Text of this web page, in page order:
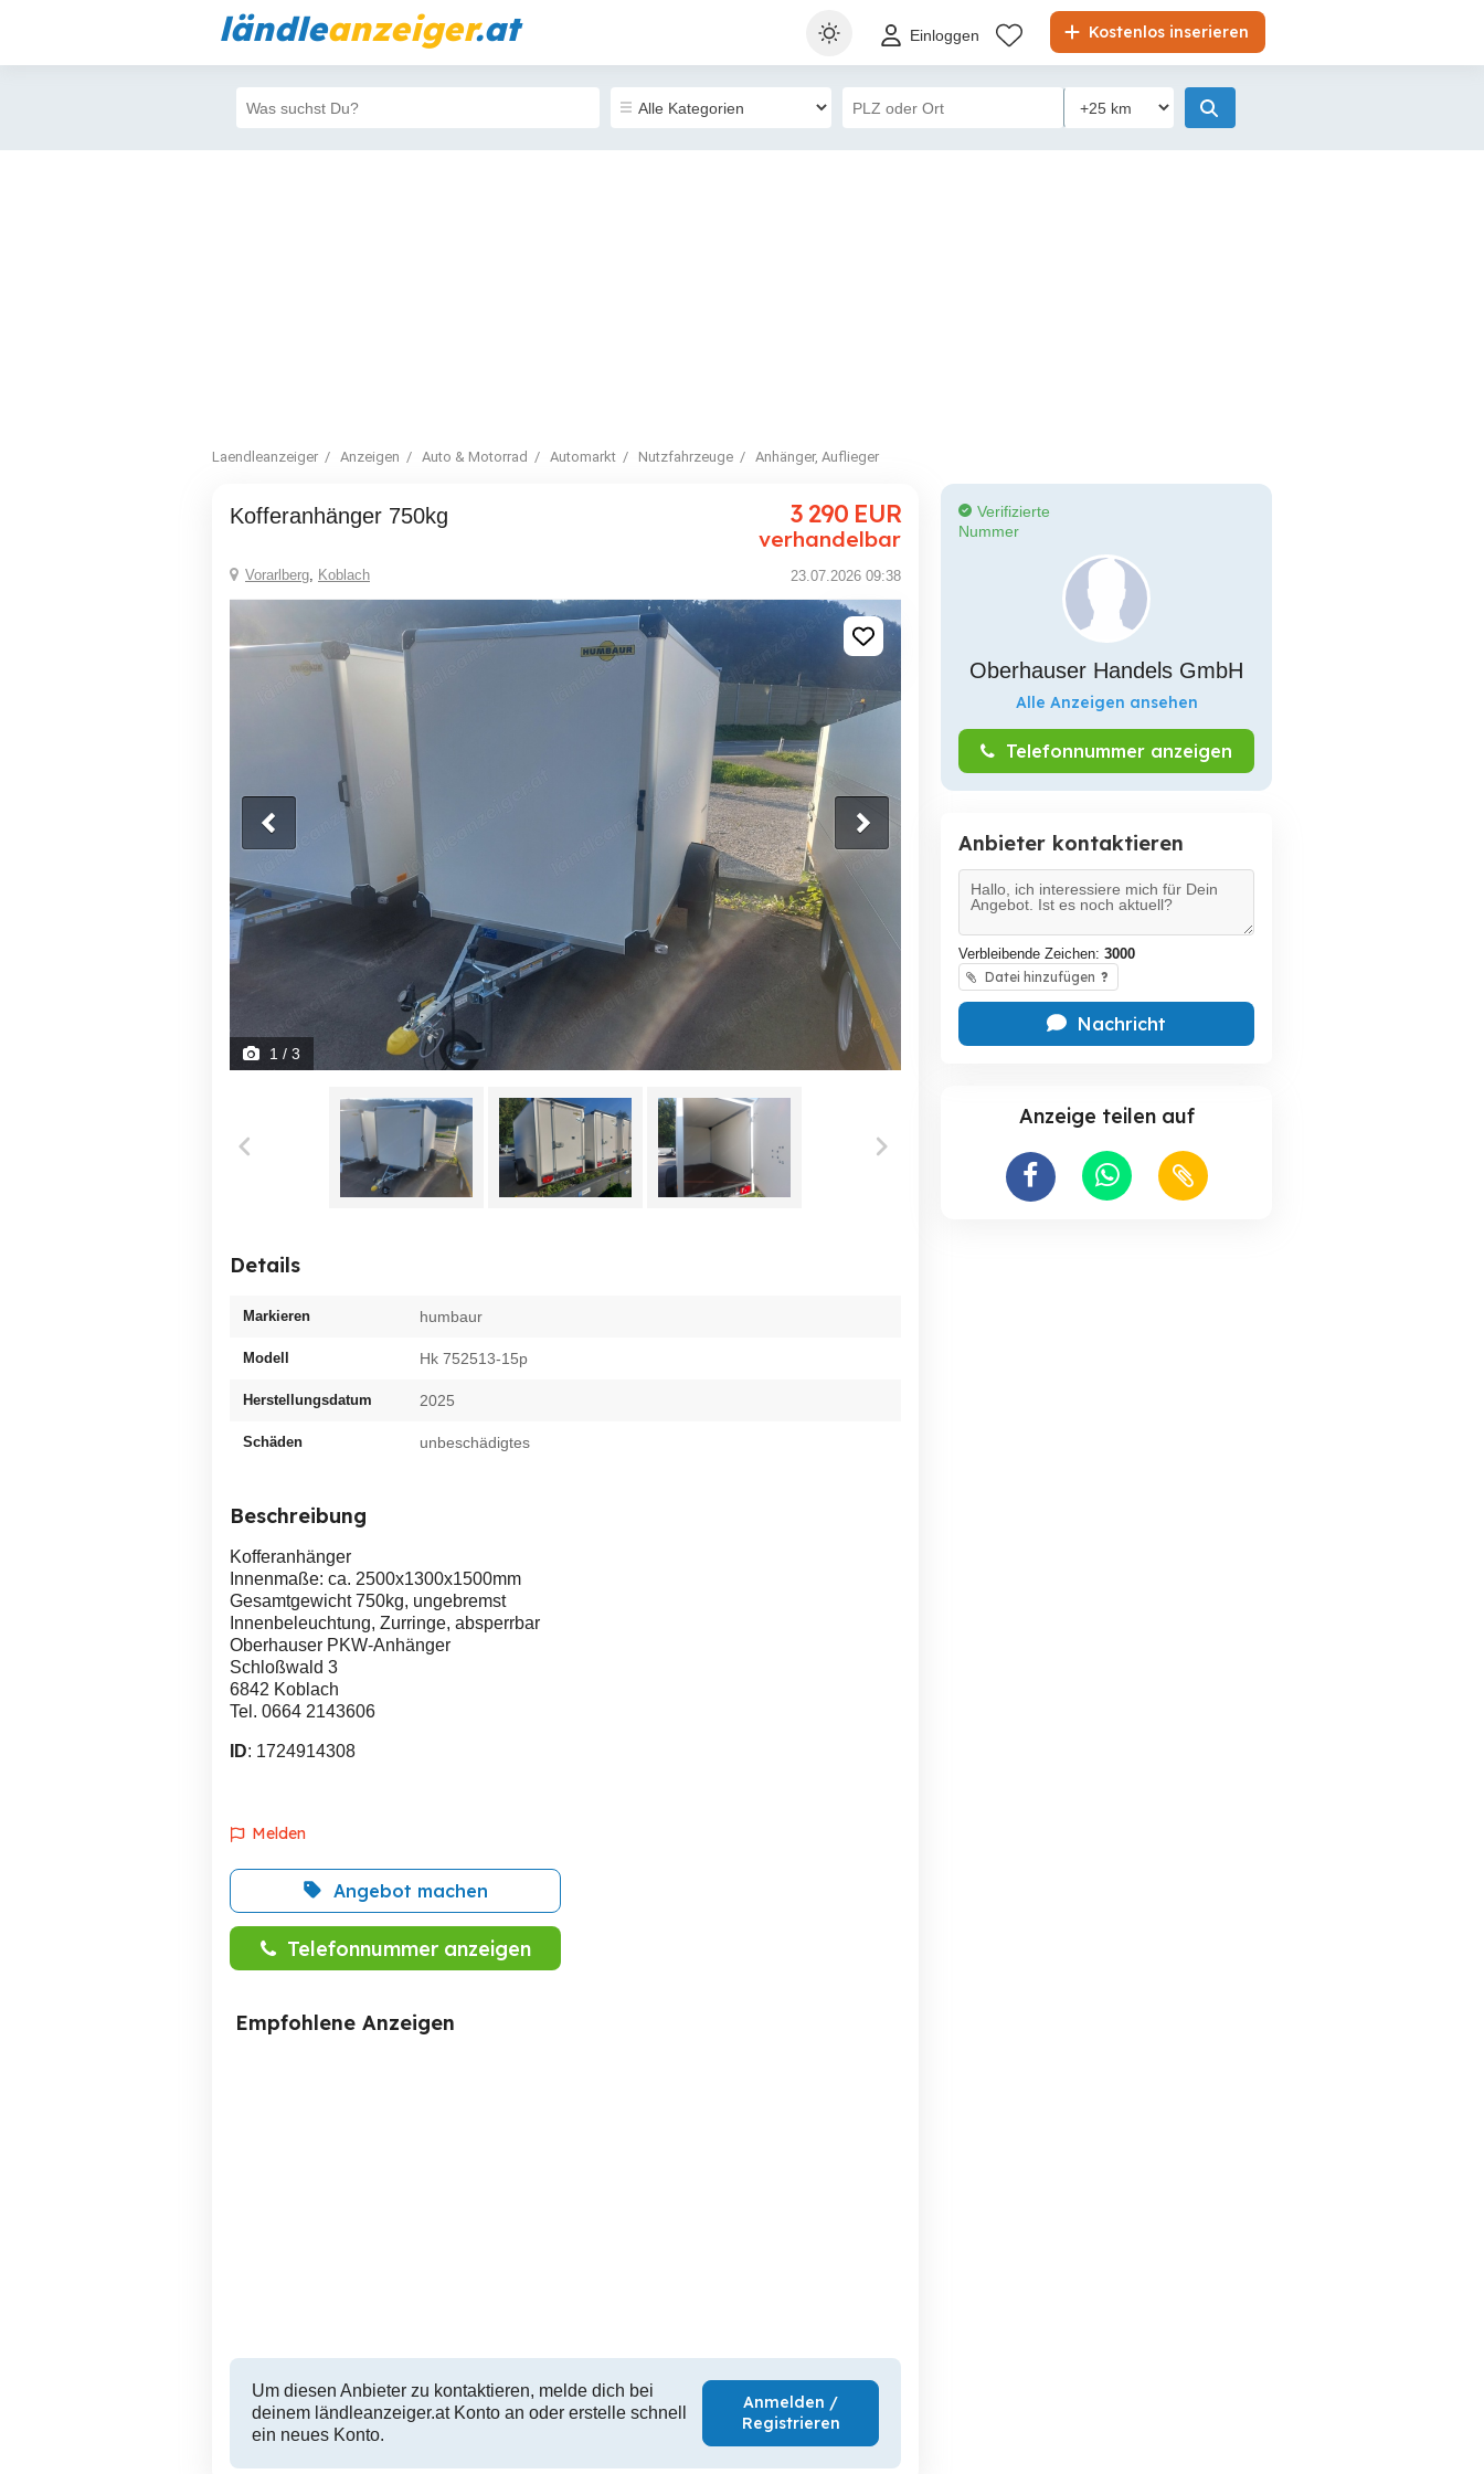
ländleanzeiger.at Kostenlos inserieren
Einloggen
Laendleanzeiger Anzeigen Auto & Motorrad Automarkt Nutzfahrzeuge Anhänger, Auflieger
Kofferanhänger 750kg 3 290 EUR
verhandelbar
Vorarlberg, Koblach 23.07.2026 09:38
1 / 3
Details
Markieren humbaur
Modell Hk 752513-15p
Herstellungsdatum 2025
Schäden unbeschädigtes
Beschreibung
Kofferanhänger
Innenmaße: ca. 2500x1300x1500mm
Gesamtgewicht 750kg, ungebremst
Innenbeleuchtung, Zurringe, absperrbar
Oberhauser PKW-Anhänger
Schloßwald 3
6842 Koblach
Tel. 0664 2143606
ID: 1724914308
Melden
Angebot machen
Telefonnummer anzeigen
Empfohlene Anzeigen
Um diesen Anbieter zu kontaktieren, melde dich bei
deinem ländleanzeiger.at Konto an oder erstelle schnell
ein neues Konto.
Anmelden /
Registrieren
Verifizierte
Nummer
Oberhauser Handels GmbH
Alle Anzeigen ansehen
Telefonnummer anzeigen
Anbieter kontaktieren
Verbleibende Zeichen: 3000
Datei hinzufügen ?
Nachricht
Anzeige teilen auf